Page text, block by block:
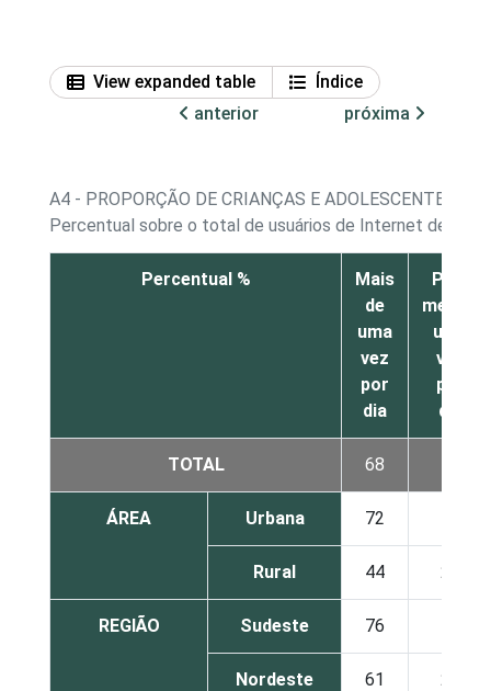
View expanded table
Índice
anterior
próxima
A4 - PROPORÇÃO DE CRIANÇAS E ADOLESCENTES,
Percentual sobre o total de usuários de Internet de 9 a
Percentual %
Mais
de
uma
vez
por
dia
Pelo
menos
uma
vez
por
dia
TOTAL 68
ÁREA Urbana 72
Rural 44 24
REGIÃO Sudeste 76
Nordeste 61 23